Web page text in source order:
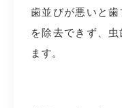
歯並びが悪いと
を除去できず、
ます。